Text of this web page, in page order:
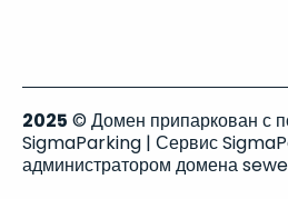
2025 © Домен припаркован с
SigmaParking | Сервис
администратором домена